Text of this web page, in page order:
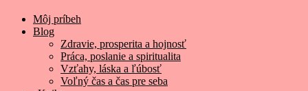
Môj príbeh
Blog
Zdravie, prosperita a hojnosť
Práca, poslanie a spiritualita
Vzťahy, láska a ľúbosť
Voľný čas a čas pre seba